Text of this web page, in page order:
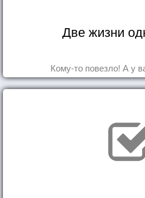
Две жизни
Кому-то повезло! А у